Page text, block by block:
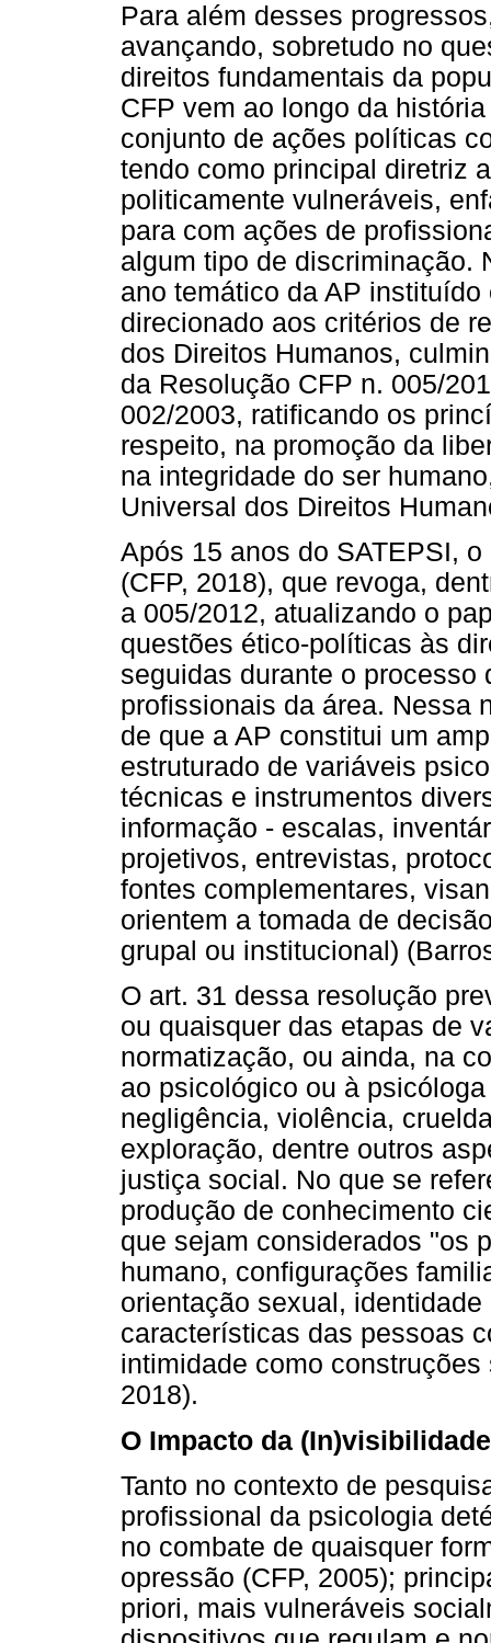
Para além desses
avançando, sobretudo no
direitos fundamentais da
CFP vem ao longo da
conjunto de ações políticas
tendo como principal diretriz
politicamente vulneráveis,
para com ações de
algum tipo de discriminação.
ano temático da AP
direcionado aos critérios de
dos Direitos Humanos,
da Resolução CFP n. 005/
002/2003, ratificando os
respeito, na promoção da
na integridade do ser
Universal dos Direitos
Após 15 anos do SATEPSI,
(CFP, 2018), que revoga,
a 005/2012, atualizando o
questões ético-políticas às
seguidas durante o processo
profissionais da área. Nessa
de que a AP constitui um
estruturado de variáveis
técnicas e instrumentos
informação - escalas,
projetivos, entrevistas,
fontes complementares,
orientem a tomada de
grupal ou institucional)
O art. 31 dessa resolução
ou quaisquer das etapas de
normatização, ou ainda, na
ao psicológico ou à
negligência, violência,
exploração, dentre outros
justiça social. No que se
produção de conhecimento
que sejam considerados "os
humano, configurações
orientação sexual,
características das pessoas
intimidade como
2018).
O Impacto da
Tanto no contexto de
profissional da psicologia
no combate de quaisquer
opressão (CFP, 2005);
priori, mais vulneráveis